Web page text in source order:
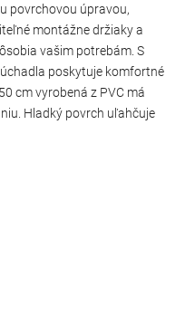
povrchovou úpravou,
montážne držiaky a
vašim potrebám. S
poskytuje komfortné
cm vyrobená z PVC má
Hladký povrch uľahčuje